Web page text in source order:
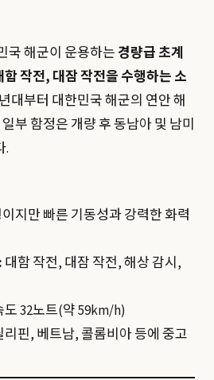
국 해군이 운용하는 경량급 초계
함 작전, 대잠 작전을 수행하는 소
대부터 대한민국 해군의 연안 해
부 함정은 개량 후 동남아 및 남미
.
지만 빠른 기동성과 강력한 화력
대함 작전, 대잠 작전, 해상 감시,
도 32노트(약 59km/h)
리핀, 베트남, 콜롬비아 등에 중고